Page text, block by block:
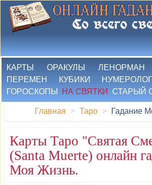
КАРТЫ ОРАКУЛЫ ЛЕНОРМАН
ПЕРЕМЕН
КУБИКИ
ГОРОСКОПЫ
НА СВЯТКИ СТАРЫЙ
Главная Таро Гадание
Карты Таро "Святая
(Santa Muerte) онлайн
Моя Жизнь.